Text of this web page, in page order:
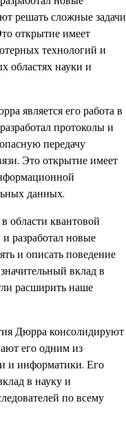
решать сложные задачи
открытие имеет
технологий и
областях науки и
является его работа в
протоколы и
передачу
Это открытие имеет
данных.
области квантовой
разработал новые
и описать поведение
вклад в
расширить наше
Дюрра консолидируют
его одним из
и информатики. Его
в науку и
по всему